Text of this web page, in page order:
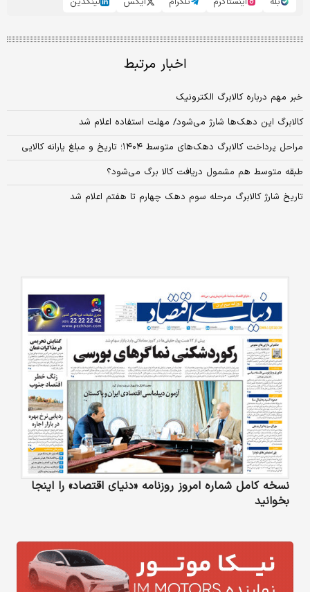
اخبار مرتبط
خبر مهم درباره کالابرگ الکترونیک
کالابرگ این دهک‌ها شارژ می‌شود/ مهلت استفاده اعلام شد
مراحل پرداخت کالابرگ دهک‌های متوسط ۱۴۰۴؛ تاریخ و مبلغ یارانه کالایی
طبقه متوسط هم مشمول دریافت کالا برگ می‌شود؟
تاریخ شارژ کالابرگ مرحله سوم دهک چهارم تا هفتم اعلام شد
نسخه کامل شماره امروز روزنامه «دنیای‌ اقتصاد» را اینجا
بخوانید